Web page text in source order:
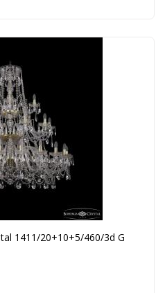
1411/20+10+5/460/3d G